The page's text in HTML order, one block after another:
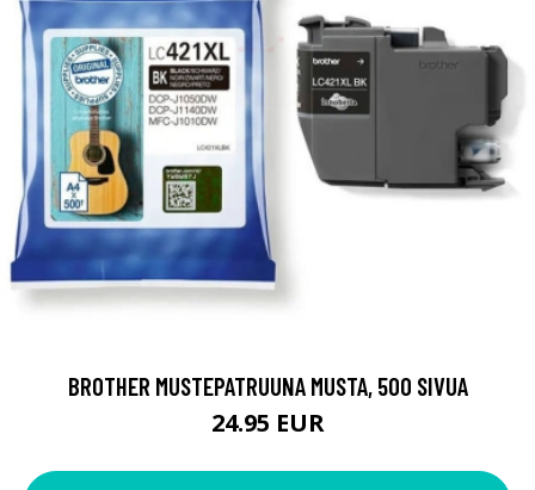
BROTHER MUSTEPATRUUNA MUSTA, 500 SIVUA
24.95 EUR